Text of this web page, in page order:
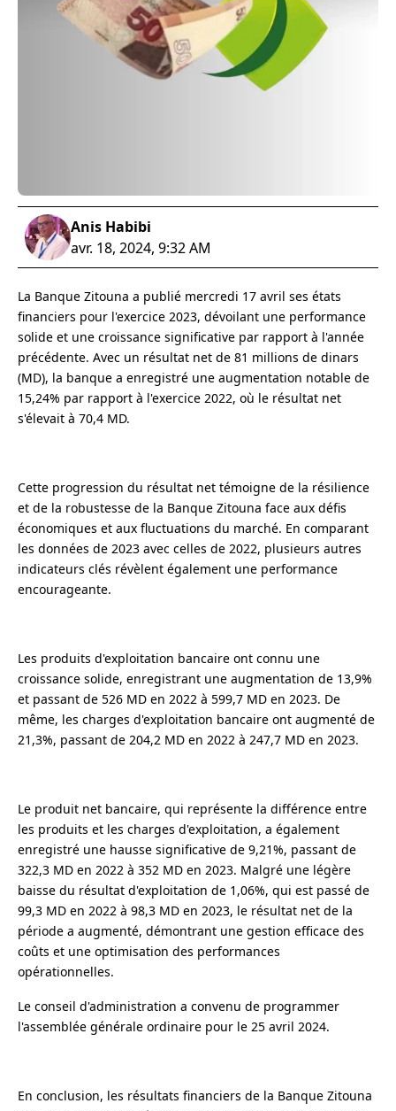
Anis Habibi
avr. 18, 2024, 9:32 AM
La Banque Zitouna a publié mercredi 17 avril ses états
financiers pour l'exercice 2023, dévoilant une performance
solide et une croissance significative par rapport à l'année
précédente. Avec un résultat net de 81 millions de dinars
(MD), la banque a enregistré une augmentation notable de
15,24% par rapport à l'exercice 2022, où le résultat net
s'élevait à 70,4 MD.
Cette progression du résultat net témoigne de la résilience
et de la robustesse de la Banque Zitouna face aux défis
économiques et aux fluctuations du marché. En comparant
les données de 2023 avec celles de 2022, plusieurs autres
indicateurs clés révèlent également une performance
encourageante.
Les produits d'exploitation bancaire ont connu une
croissance solide, enregistrant une augmentation de 13,9%
et passant de 526 MD en 2022 à 599,7 MD en 2023. De
même, les charges d'exploitation bancaire ont augmenté de
21,3%, passant de 204,2 MD en 2022 à 247,7 MD en 2023.
Le produit net bancaire, qui représente la différence entre
les produits et les charges d'exploitation, a également
enregistré une hausse significative de 9,21%, passant de
322,3 MD en 2022 à 352 MD en 2023. Malgré une légère
baisse du résultat d'exploitation de 1,06%, qui est passé de
99,3 MD en 2022 à 98,3 MD en 2023, le résultat net de la
période a augmenté, démontrant une gestion efficace des
coûts et une optimisation des performances
opérationnelles.
Le conseil d'administration a convenu de programmer
l'assemblée générale ordinaire pour le 25 avril 2024.
En conclusion, les résultats financiers de la Banque Zitouna